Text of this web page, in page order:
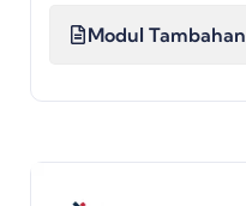
Modul Tambahan